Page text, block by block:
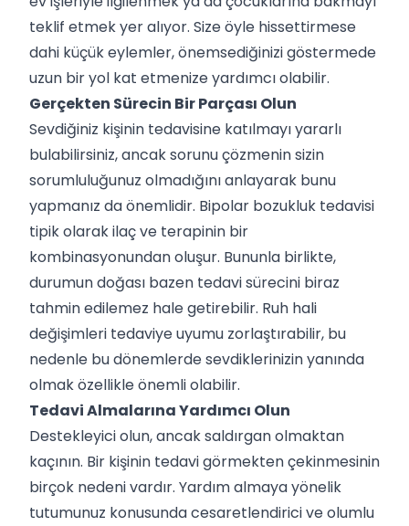
teklif etmek yer alıyor. Size öyle hissettirmese
dahi küçük eylemler, önemsediğinizi göstermede
uzun bir yol kat etmenize yardımcı olabilir.
Gerçekten Sürecin Bir Parçası Olun
Sevdiğiniz kişinin tedavisine katılmayı yararlı
bulabilirsiniz, ancak sorunu çözmenin sizin
sorumluluğunuz olmadığını anlayarak bunu
yapmanız da önemlidir. Bipolar bozukluk tedavisi
tipik olarak ilaç ve terapinin bir
kombinasyonundan oluşur. Bununla birlikte,
durumun doğası bazen tedavi sürecini biraz
tahmin edilemez hale getirebilir. Ruh hali
değişimleri tedaviye uyumu zorlaştırabilir, bu
nedenle bu dönemlerde sevdiklerinizin yanında
olmak özellikle önemli olabilir.
Tedavi Almalarına Yardımcı Olun
Destekleyici olun, ancak saldırgan olmaktan
kaçının. Bir kişinin tedavi görmekten çekinmesinin
birçok nedeni vardır. Yardım almaya yönelik
tutumunuz konusunda cesaretlendirici ve olumlu